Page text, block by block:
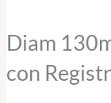
Diam
con
Acero
con